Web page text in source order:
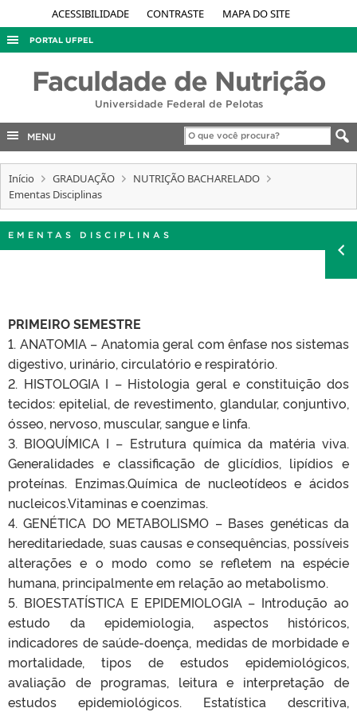
ACESSIBILIDADE CONTRASTE MAPA DO SITE
PORTAL UFPEL
AUDITORIA
COBALTO
EDITAIS
INTERNACIONAL
Faculdade de Nutrição
Universidade Federal de Pelotas
MENU
Início GRADUAÇÃO
NUTRIÇÃO BACHARELADO
Ementas Disciplinas
EMENTAS DISCIPLINAS
PRIMEIRO SEMESTRE
1. ANATOMIA – Anatomia geral com ênfase nos sistemas
digestivo, urinário, circulatório e respiratório.
2. HISTOLOGIA I – Histologia geral e constituição dos
tecidos: epitelial, de revestimento, glandular, conjuntivo,
ósseo, nervoso, muscular, sangue e linfa.
3. BIOQUÍMICA I – Estrutura química da matéria viva.
Generalidades e classificação de glicídios, lipídios e
proteínas. Enzimas.Química de nucleotídeos e ácidos
nucleicos.Vitaminas e coenzimas.
4. GENÉTICA DO METABOLISMO – Bases genéticas da
hereditariedade, suas causas e consequências, possíveis
alterações e o modo como se refletem na espécie
humana, principalmente em relação ao metabolismo.
5. BIOESTATÍSTICA E EPIDEMIOLOGIA – Introdução ao
estudo da epidemiologia, aspectos históricos,
indicadores de saúde-doença, medidas de morbidade e
mortalidade, tipos de estudos epidemiológicos,
avaliação de programas, leitura e interpretação de
estudos epidemiológicos. Estatística descritiva,